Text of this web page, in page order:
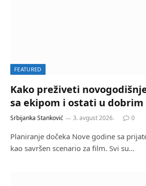
FEATURED
Kako preživeti
sa ekipom i ostati u dobrim
Srbijanka Stanković 3. avgust 2026. 0
Planiranje dočeka Nove godine sa
kao savršen scenario za film. Svi su…